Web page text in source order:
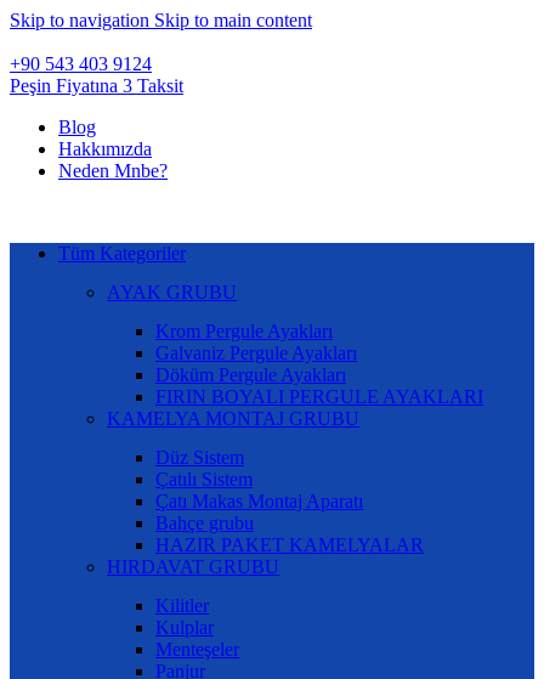
Skip to navigation Skip to main content
+90 543 403 9124
Peşin Fiyatına 3 Taksit
Blog
Hakkımızda
Neden Mnbe?
Tüm Kategoriler
AYAK GRUBU
Krom Pergule Ayakları
Galvaniz Pergule Ayakları
Döküm Pergule Ayakları
FIRIN BOYALI PERGULE AYAKLARI
KAMELYA MONTAJ GRUBU
Düz Sistem
Çatılı Sistem
Çatı Makas Montaj Aparatı
Bahçe grubu
HAZIR PAKET KAMELYALAR
HIRDAVAT GRUBU
Kilitler
Kulplar
Menteşeler
Panjur